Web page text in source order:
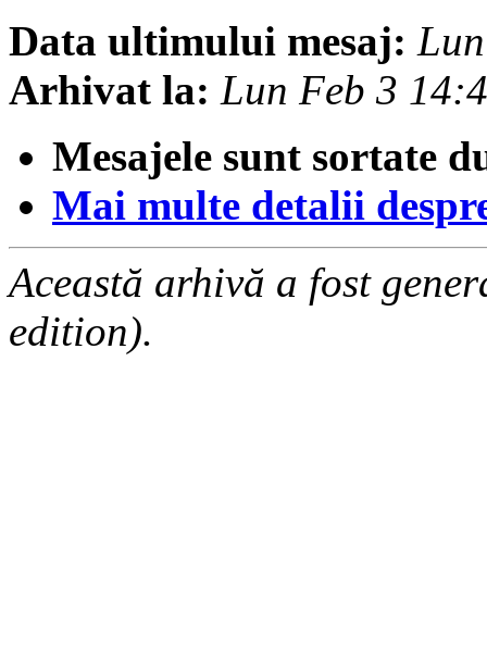
Data ultimului mesaj:
Arhivat la: Lun Feb 3
Mesajele sunt sortate
Mai multe detalii
Această arhivă a fost
edition).